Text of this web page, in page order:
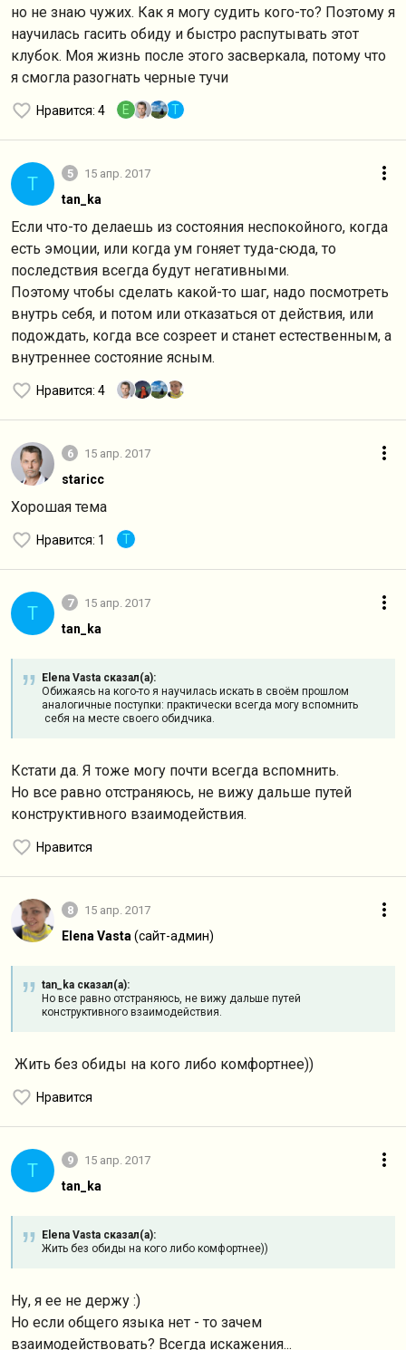
но не знаю чужих. Как я могу судить кого-то? Поэтому я
научилась гасить обиду и быстро распутывать этот
клубок. Моя жизнь после этого засверкала, потому что
я смогла разогнать черные тучи
Нравится: 4 E T
T 5 15 апр. 2017
tan_ka
Если что-то делаешь из состояния неспокойного, когда
есть эмоции, или когда ум гоняет туда-сюда, то
последствия всегда будут негативными.
Поэтому чтобы сделать какой-то шаг, надо посмотреть
внутрь себя, и потом или отказаться от действия, или
подождать, когда все созреет и станет естественным, а
внутреннее состояние ясным.
Нравится: 4
6 15 апр. 2017
staricc
Хорошая тема
Нравится: 1 T
T 7 15 апр. 2017
tan_ka
Elena Vasta сказал(а):
Обижаясь на кого-то я научилась искать в своём прошлом
аналогичные поступки: практически всегда могу вспомнить
себя на месте своего обидчика.
Кстати да. Я тоже могу почти всегда вспомнить.
Но все равно отстраняюсь, не вижу дальше путей
конструктивного взаимодействия.
Нравится
8 15 апр. 2017
Elena Vasta (сайт-админ)
tan_ka сказал(а):
Но все равно отстраняюсь, не вижу дальше путей
конструктивного взаимодействия.
Жить без обиды на кого либо комфортнее))
Нравится
T 9 15 апр. 2017
tan_ka
Elena Vasta сказал(а):
Жить без обиды на кого либо комфортнее))
Ну, я ее не держу :)
Но если общего языка нет - то зачем
взаимодействовать? Всегда искажения...